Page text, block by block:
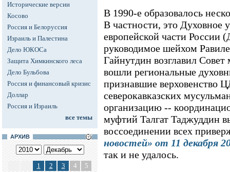
Исторические версии
Косово
Россия и Белоруссия
Израиль и Палестина
Дело ЮКОСа
Защита Химкинского леса
Дело Бульбова
Россия и финансовый кризис
Доллар
Россия и Израиль
все темы
АРХИВ
1 2 3 4
5
В 1990-е образовалось
В частности, это Духовное
европейской части
руководимое шейхом
Гайнутдин возглавил
вошли региональные
признавшие верховенство
северокавказских
организацию --
муфтий Талгат Таджуддин
воссоединении всех
новостей» от 11 декабря
так и не удалось.